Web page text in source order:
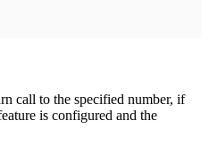
call to the specified number, if
is configured and the